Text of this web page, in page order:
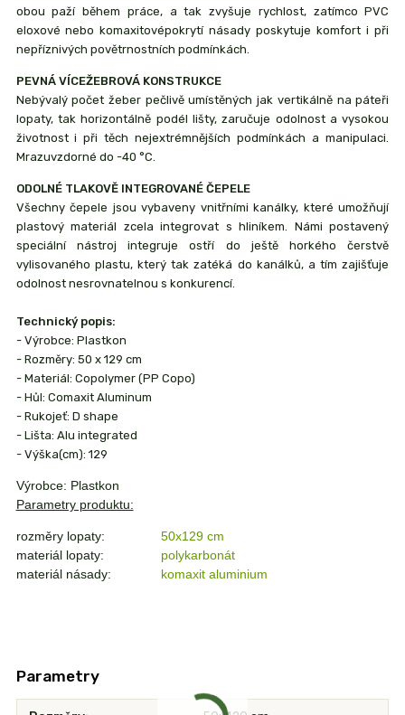
obou paží během práce, a tak zvyšuje rychlost, zatímco PVC
eloxové nebo komaxitovépokrytí násady poskytuje komfort i při
nepříznivých povětrnostních podmínkách.
PEVNÁ VÍCEŽEBROVÁ KONSTRUKCE
Nebývalý počet žeber pečlivě umístěných jak vertikálně na páteři
lopaty, tak horizontálně podél lišty, zaručuje odolnost a vysokou
životnost i při těch nejextrémnějších podmínkách a manipulaci.
Mrazuvzdorné do -40 °C.
ODOLNÉ TLAKOVĚ INTEGROVANÉ ČEPELE
Všechny čepele jsou vybaveny vnitřními kanálky, které umožňují
plastový materiál zcela integrovat s hliníkem. Námi postavený
speciální nástroj integruje ostří do ještě horkého čerstvě
vylisovaného plastu, který tak zatéká do kanálků, a tím zajišťuje
odolnost nesrovnatelnou s konkurencí.
Technický popis:
- Výrobce: Plastkon
- Rozměry: 50 x 129 cm
- Materiál: Copolymer (PP Copo)
- Hůl: Comaxit Aluminum
- Rukojeť: D shape
- Lišta: Alu integrated
- Výška(cm): 129
Výrobce: Plastkon
Parametry produktu:
rozměry lopaty:
50x129 cm
materiál lopaty:
polykarbonát
materiál násady:
komaxit aluminium
Parametry